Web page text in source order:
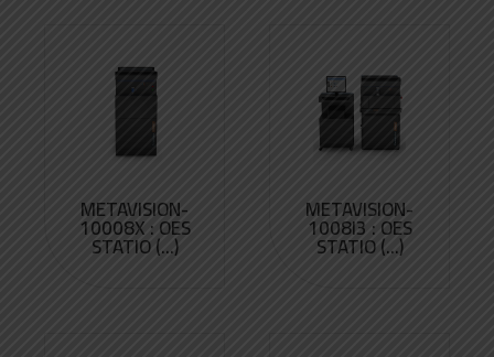
METAVISION-
10008X : OES
STATIO (...)
METAVISION-
1008I3 : OES
STATIO (...)